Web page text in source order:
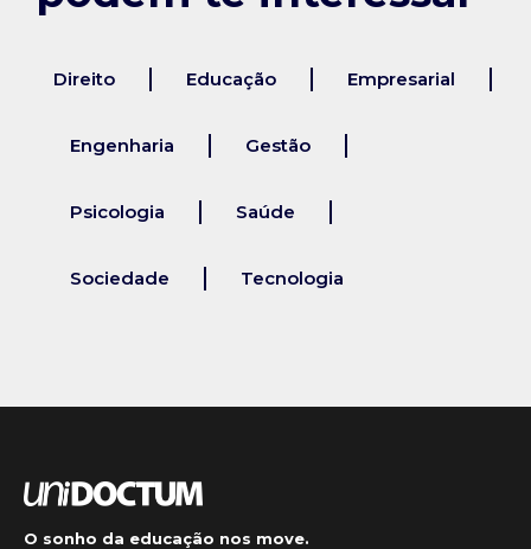
Direito Educação Empresarial
Engenharia Gestão
Psicologia Saúde
Sociedade Tecnologia
O sonho da educação nos move.